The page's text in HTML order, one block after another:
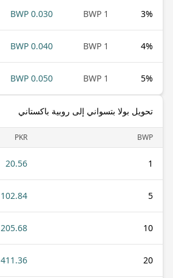
3%
1 BWP
0.030 BWP
4%
1 BWP
0.040 BWP
5%
1 BWP
0.050 BWP
تحويل بولا بتسواني إلى روبية باكستاني
BWP
PKR
1
20.56
5
102.84
10
205.68
20
411.36